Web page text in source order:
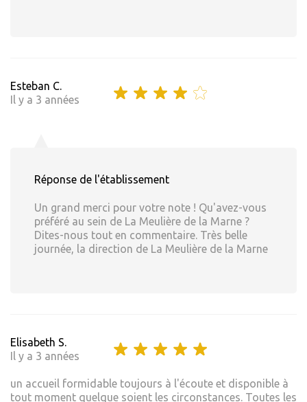
Esteban C.
Il y a 3 années
Réponse de l'établissement
Un grand merci pour votre note ! Qu'avez-vous
préféré au sein de La Meulière de la Marne ?
Dites-nous tout en commentaire. Très belle
journée, la direction de La Meulière de la Marne
Elisabeth S.
Il y a 3 années
un accueil formidable toujours à l'écoute et disponible à
tout moment quelque soient les circonstances. Toutes les